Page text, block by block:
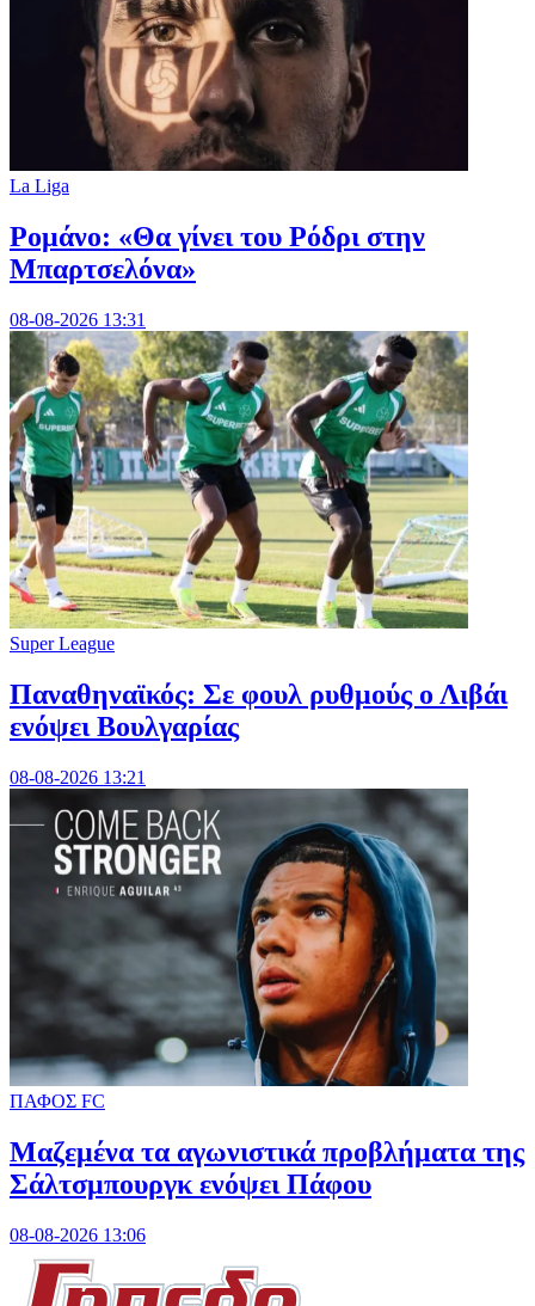
La Liga
Ρομάνο: «Θα γίνει του Ρόδρι στην
Μπαρτσελόνα»
08-08-2026 13:31
Super League
Παναθηναϊκός: Σε φουλ ρυθμούς ο Λιβάι
ενόψει Βουλγαρίας
08-08-2026 13:21
ΠΑΦΟΣ FC
Μαζεμένα τα αγωνιστικά προβλήματα της
Σάλτσμπουργκ ενόψει Πάφου
08-08-2026 13:06